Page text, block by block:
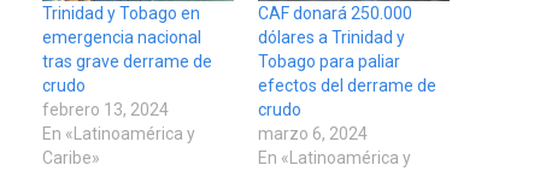
Trinidad y Tobago en
emergencia nacional
tras grave derrame de
crudo
febrero 13, 2024
En «Latinoamérica y
Caribe»
CAF donará 250.000
dólares a Trinidad y
Tobago para paliar
efectos del derrame de
crudo
marzo 6, 2024
En «Latinoamérica y